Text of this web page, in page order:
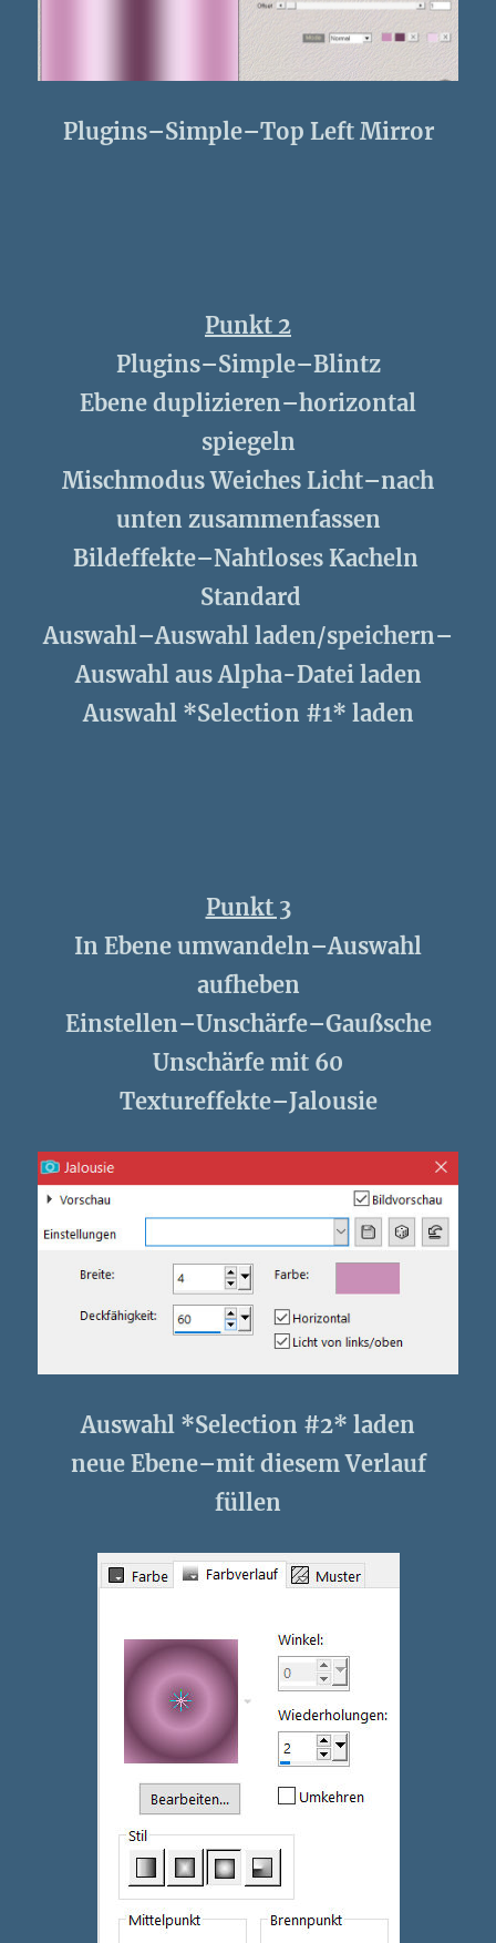
Plugins–Simple–Top Left Mirror
Punkt 2
Plugins–Simple–Blintz
Ebene duplizieren–horizontal
spiegeln
Mischmodus Weiches Licht–nach
unten zusammenfassen
Bildeffekte–Nahtloses Kacheln
Standard
Auswahl–Auswahl laden/speichern–
Auswahl aus Alpha-Datei laden
Auswahl *Selection #1* laden
Punkt 3
In Ebene umwandeln–Auswahl
aufheben
Einstellen–Unschärfe–Gaußsche
Unschärfe mit 60
Textureffekte–Jalousie
Auswahl *Selection #2* laden
neue Ebene–mit diesem Verlauf
füllen